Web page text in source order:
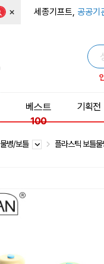
× 세종기프트, 공공기
베스트
100
기획전
물병/보틀 플라스틱 보틀